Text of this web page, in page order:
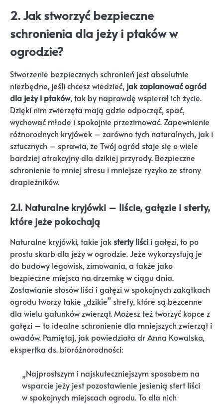
2. Jak stworzyć bezpieczne
schronienia dla jeży i ptaków w
ogrodzie?
Stworzenie bezpiecznych schronień jest absolutnie
niezbędne, jeśli chcesz wiedzieć, jak zaplanować ogród
dla jeży i ptaków, tak by naprawdę wspierał ich życie.
Dzięki nim zwierzęta mają gdzie odpocząć, spać,
wychować młode i spokojnie przezimować. Zapewnienie
różnorodnych kryjówek – zarówno tych naturalnych, jak i
sztucznych – sprawia, że Twój ogród staje się o wiele
bardziej atrakcyjny dla dzikiej przyrody. Bezpieczne
schronienie to mniej stresu i mniejsze ryzyko ze strony
drapieżników.
2.1. Naturalne kryjówki – liście, gałęzie i sterty,
które jeże pokochają
Naturalne kryjówki, takie jak sterty liści i gałęzi, to po
prostu skarb dla jeży w ogrodzie. Jeże wykorzystują je
do budowy legowisk, zimowania, a także jako
bezpieczne miejsca na drzemkę w ciągu dnia.
Zostawianie stosów liści i gałęzi w spokojnych zakątkach
ogrodu tworzy takie „dzikie” strefy, które są bezcenne
dla wielu gatunków zwierząt. Możesz też tworzyć kopce z
gałęzi – to idealne schronienie dla mniejszych zwierząt i
owadów. Pamiętaj, jak powiedziała dr Anna Kowalska,
ekspertka ds. bioróżnorodności:
„Najprostszym i najskuteczniejszym sposobem na
wsparcie jeży jest pozostawienie jesienią stert liści
w spokojnych miejscach ogrodu. To dla nich